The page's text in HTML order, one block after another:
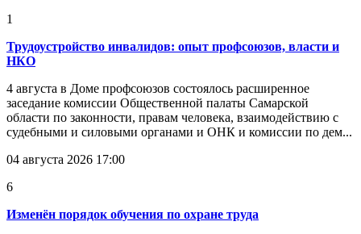
1
Трудоустройство инвалидов: опыт профсоюзов, власти и
НКО
4 августа в Доме профсоюзов состоялось расширенное
заседание комиссии Общественной палаты Самарской
области по законности, правам человека, взаимодействию с
судебными и силовыми органами и ОНК и комиссии по дем...
04 августа 2026 17:00
6
Изменён порядок обучения по охране труда